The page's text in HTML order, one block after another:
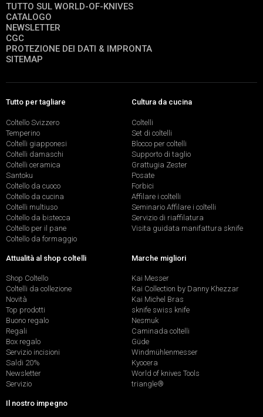
TUTTO SUL WORLD-OF-KNIVES
CATALOGO
NEWSLETTER
CGC
PROTEZIONE DEI DATI & IMPRONTA
SITEMAP
Tutto per tagliare
Coltello Svizzero
Temperino
Coltelli giapponesi
Coltelli damaschi
Coltelli ceramica
Santoku
Coltello da cuoco
Coltello da cucina
Coltelli multiuso
Coltello da bistecca
Coltello per il pane
Coltello da formaggio
Cultura da cucina
Coltelli
Set di coltelli
Blocco per coltelli
Supporto di taglio
Grattugia Zester
Posate
Forbici
Affilare i coltelli
Seminario Affilare i coltelli
Servizio di riaffilatura
Visita guidata manifattura sknife
Attualità al shop coltelli
Shop Coltello
Coltelli da collezione
Novità
Top prodotti
Buono regalo
Regali
Box regalo
Servizio incisioni
Saldi 20%
Newsletter
Servizio
Marche migliori
Kai Messer
Kai Collection by Danny Khezzar
Kai Michel Bras
sknife swiss knife
Nesmuk
Caminada coltelli
Güde
Windmühlenmesser
Kyocera
World of knives Tools
triangle®
Il nostro impegno